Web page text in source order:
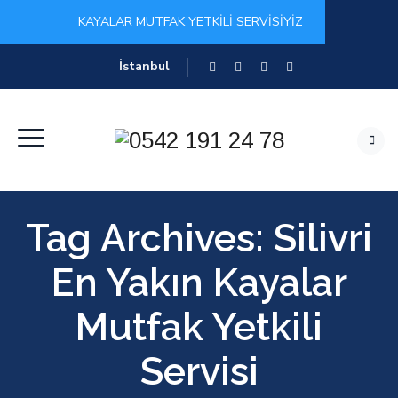
KAYALAR MUTFAK YETKİLİ SERVİSİYİZ
İstanbul
Tag Archives: Silivri
En Yakın Kayalar
Mutfak Yetkili
Servisi